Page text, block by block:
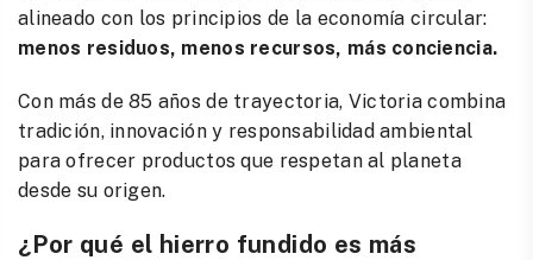
alineado con los principios de la economía circular:
menos residuos, menos recursos, más conciencia.
Con más de 85 años de trayectoria, Victoria combina
tradición, innovación y responsabilidad ambiental
para ofrecer productos que respetan al planeta
desde su origen.
¿Por qué el hierro fundido es más